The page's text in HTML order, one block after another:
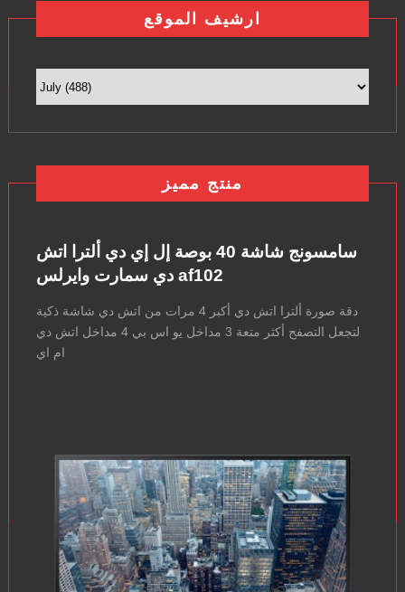
ارشيف الموقع
منتج مميز
سامسونج شاشة 40 بوصة إل إي دي ألترا اتش
دي سمارت وايرلس af102
دقة صورة ألترا اتش دي أكبر 4 مرات من اتش دي شاشة ذكية
لتجعل التصفح أكثر متعة 3 مداخل يو اس بي 4 مداخل اتش دي
ام اي